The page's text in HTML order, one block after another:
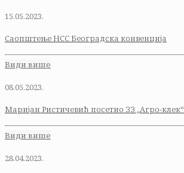
15.05.2023.
Саопштење НСС Београдска конвенција
Види више
08.05.2023.
Маријан Ристичевић посетио ЗЗ „Агро-клек“
Види више
28.04.2023.